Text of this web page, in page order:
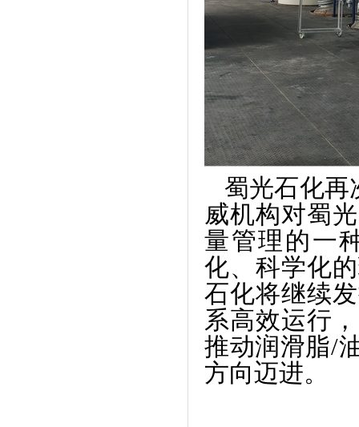
蜀光石化再
威机构对蜀
量管理的一
化、科学化
石化将继续
系高效运行
推动润滑脂/
方向迈进。